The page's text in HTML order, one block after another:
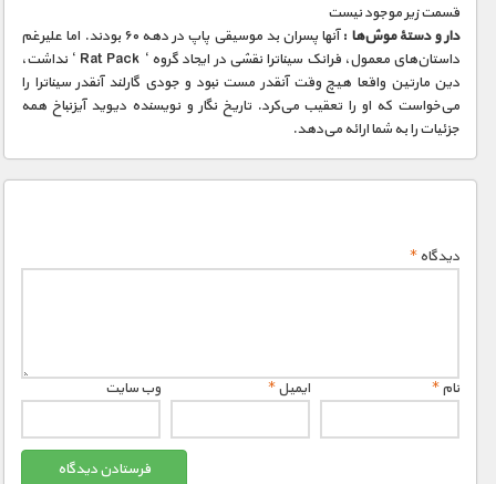
قسمت زیر موجود نیست
دار و دستهٔ موش‌ها :
آنها پسران بد موسیقی پاپ در دهه ۶۰ بودند. اما علیرغم
داستان‌های معمول، فرانک سیناترا نقشی در ایجاد گروه ‘ Rat Pack ‘ نداشت،
دین مارتین واقعا هیچ وقت آنقدر مست نبود و جودی گارلند آنقدر سیناترا را
می‌خواست که او را تعقیب می‌کرد. تاریخ نگار و نویسنده دیوید آیزنباخ همه
جزئیات را به شما ارائه می‌دهد.
دیدگاه*
نام* ایمیل* وب‌ سایت